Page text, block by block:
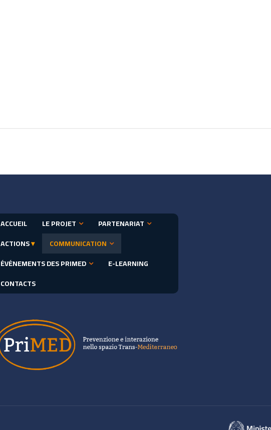
ACCUEIL LE PROJET
PARTENARIAT
ACTIONS▾
COMMUNICATION
ÉVÉNEMENTS DES PRIMED
E-LEARNING
CONTACTS